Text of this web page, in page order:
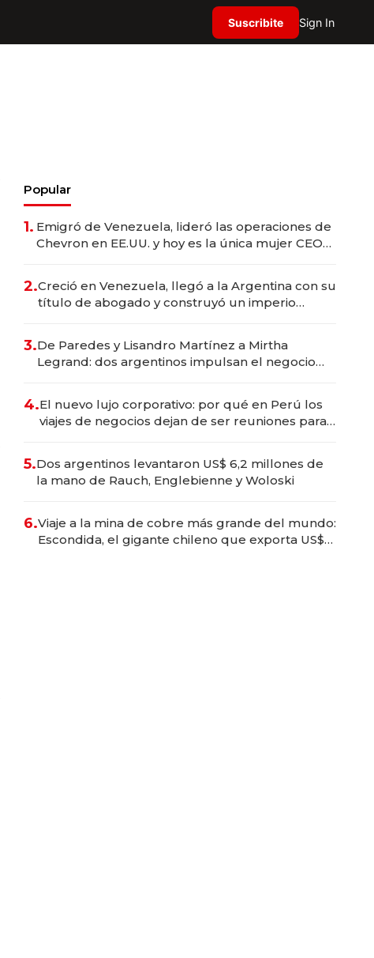
Suscribite Sign In
Popular
1. Emigró de Venezuela, lideró las operaciones de
Chevron en EE.UU. y hoy es la única mujer CEO
2.Creció en Venezuela, llegó a la Argentina con su
título de abogado y construyó un imperio
3.De Paredes y Lisandro Martínez a Mirtha
Legrand: dos argentinos impulsan el negocio
4.El nuevo lujo corporativo: por qué en Perú los
viajes de negocios dejan de ser reuniones para
5.Dos argentinos levantaron US$ 6,2 millones de
la mano de Rauch, Englebienne y Woloski
6.Viaje a la mina de cobre más grande del mundo:
Escondida, el gigante chileno que exporta US$